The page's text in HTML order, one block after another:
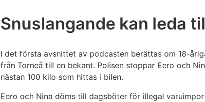
Snuslangande kan leda
I det första avsnittet av podcasten berättas om 18-
från Torneå till en bekant. Polisen stoppar Eero och
nästan 100 kilo som hittas i bilen.
Eero och Nina döms till dagsböter för illegal